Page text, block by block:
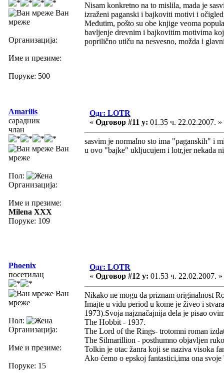
Ван
мреже
Организација:
Име и презиме:
Поруке: 500
Nisam konkretno na to mislila, mada je
izraženi paganski i bajkoviti motivi i
Međutim, pošto su obe knjige veoma
bavljenje drevnim i bajkovitim motivima
poprilično utiču na nesvesno, možda i
Amarilis
сарадник
члан
Ван
мреже
Пол:
Организација:
Име и презиме:
Milena XXX
Поруке: 109
Одг: LOTR
« Одговор #11 у: 01.35 ч. 22.02.2007. »
sasvim je normalno sto ima "paganskih" i
u ovo "bajke" ukljucujem i lotr,jer nekada
Phoenix
посетилац
Ван
мреже
Пол:
Организација:
Име и презиме:
Поруке: 15
Одг: LOTR
« Одговор #12 у: 01.53 ч. 22.02.2007. »
Nikako ne mogu da priznam originalnost
Imajte u vidu period u kome je živeo i
1973).Svoja najznačajnija dela je pisao
The Hobbit - 1937.
The Lord of the Rings- trotomni roman
The Silmarillion - posthumno objavljen
Tolkin je otac žanra koji se naziva visoka
Ako ćemo o epskoj fantastici,ima ona